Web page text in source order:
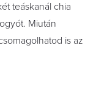
teáskanál chia
Miután
is az